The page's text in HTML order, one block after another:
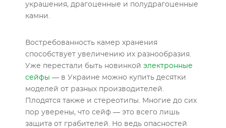
украшения, драгоценные и полудрагоценные
камни.
Востребованность камер хранения
способствует увеличению их разнообразия.
Уже перестали быть новинкой электронные
сейфы — в Украине можно купить десятки
моделей от разных производителей.
Плодятся также и стереотипы. Многие до сих
пор уверены, что сейф — это всего лишь
защита от грабителей. Но ведь опасностей